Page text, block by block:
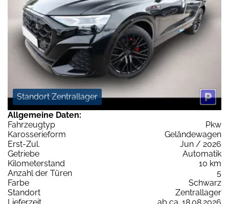
Standort Zentrallager
Allgemeine Daten:
Fahrzeugtyp
Pkw
Karosserieform
Geländewagen
Erst-Zul.
Jun / 2026
Getriebe
Automatik
Kilometerstand
10 km
Anzahl der Türen
5
Farbe
Schwarz
Standort
Zentrallager
Lieferzeit
ab ca. 18.08.2026